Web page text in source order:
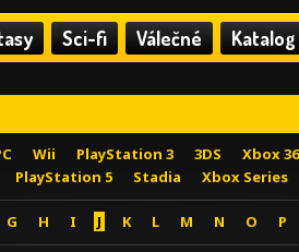
Sci-fi Válečné Katalog
Wii PlayStation 3 3DS Xbox
PlayStation 5 Stadia Xbox Series
G H I J K L M N O P